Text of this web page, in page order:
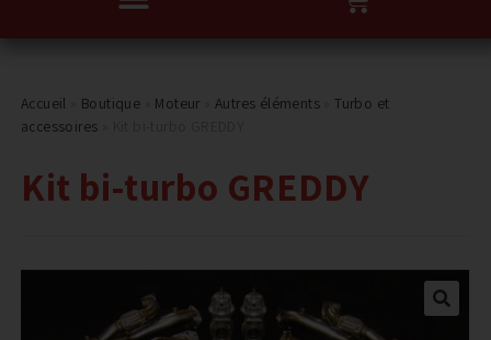
Accueil Boutique Moteur Autres éléments »Turbo et
accessoires
Kit bi-turbo GREDDY